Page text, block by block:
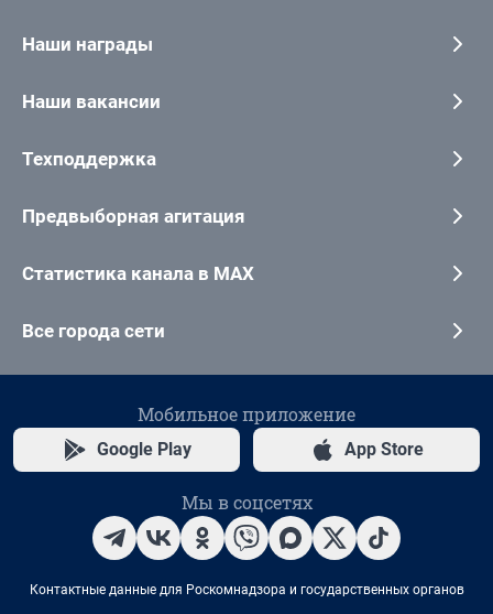
Наши награды
Наши вакансии
Техподдержка
Предвыборная агитация
Статистика канала в MAX
Все города сети
Мобильное приложение
Google Play App Store
Мы в соцсетях
Контактные данные для Роскомнадзора и государственных органов